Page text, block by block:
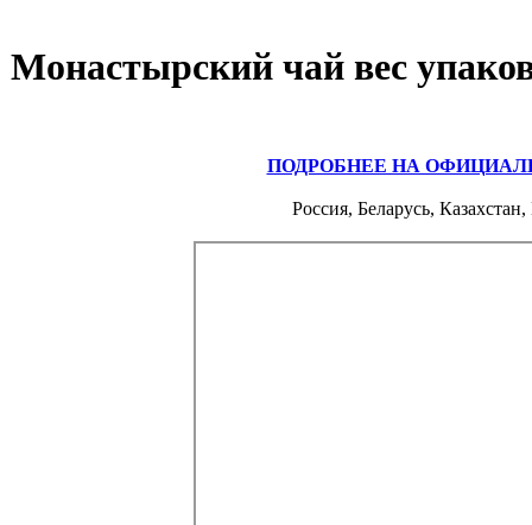
Монастырский чай вес
ПОДРОБНЕЕ НА
Россия, Беларусь,